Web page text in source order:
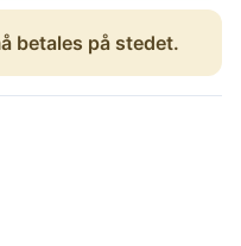
betales på stedet.